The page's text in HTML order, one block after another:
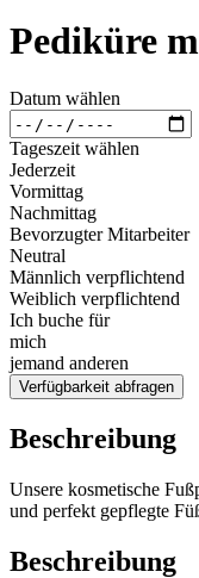
Pediküre
Datum wählen
Tageszeit wählen
Jederzeit
Vormittag
Nachmittag
Bevorzugter Mitarbeiter
Neutral
Männlich verpflichtend
Weiblich verpflichtend
Ich buche für
mich
jemand anderen
Verfügbarkeit abfragen
Beschreibung
Unsere kosmetische
und perfekt gepflegte
Beschreibung